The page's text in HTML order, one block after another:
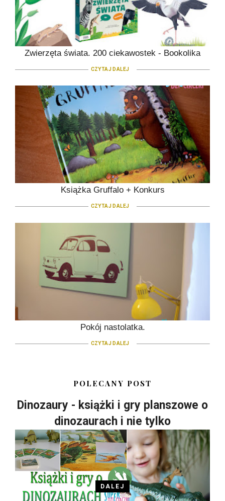
Zwierzęta świata. 200 ciekawostek - Bookolika
CZYTAJ DALEJ
Książka Gruffalo + Konkurs
CZYTAJ DALEJ
Pokój nastolatka.
CZYTAJ DALEJ
POLECANY POST
Dinozaury - książki i gry planszowe o
dinozaurach i nie tylko
DALEJ